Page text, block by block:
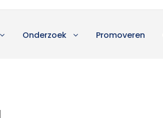
Onderzoek Promoveren